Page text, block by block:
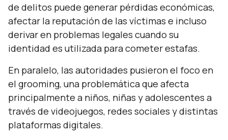
de delitos puede generar pérdidas económicas,
afectar la reputación de las víctimas e incluso
derivar en problemas legales cuando su
identidad es utilizada para cometer estafas.
En paralelo, las autoridades pusieron el foco en
el grooming, una problemática que afecta
principalmente a niños, niñas y adolescentes a
través de videojuegos, redes sociales y distintas
plataformas digitales.